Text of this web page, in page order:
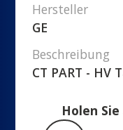
Hersteller
GE
Beschreibung
CT PART - HV
Holen